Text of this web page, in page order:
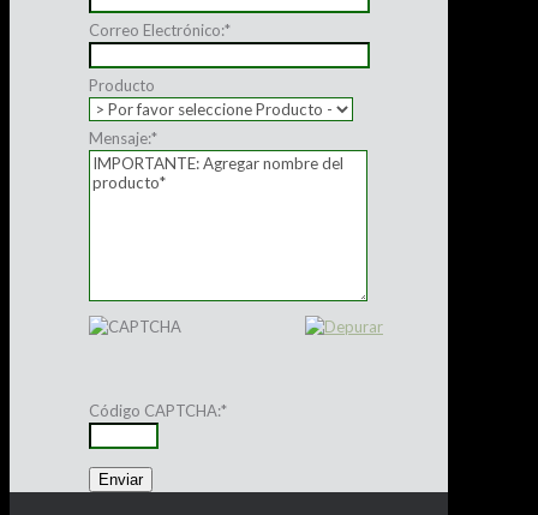
Correo Electrónico:*
Producto
Mensaje:*
Código CAPTCHA:*